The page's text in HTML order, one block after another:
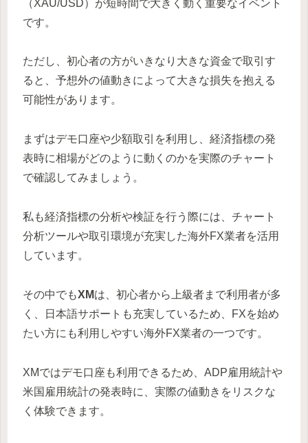
（XAU/USD）が短時間で大きく動く重要なイベント
です。
ただし、初心者の方がいきなり大きな資金で取引す
ると、予想外の値動きによって大きな損失を抱える
可能性があります。
まずはデモ口座や少額取引を利用し、経済指標の発
表時に相場がどのように動くのかを実際のチャート
で確認してみましょう。
私も経済指標の分析や検証を行う際には、チャート
分析ツールや取引環境が充実した海外FX業者を活用
しています。
その中でもXMは、初心者から上級者まで利用者が多
く、日本語サポートも充実しているため、FXを始め
たい方にも利用しやすい海外FX業者の一つです。
XMではデモ口座も利用できるため、ADP雇用統計や
米国雇用統計の発表時に、実際の値動きをリスクな
く体験できます。